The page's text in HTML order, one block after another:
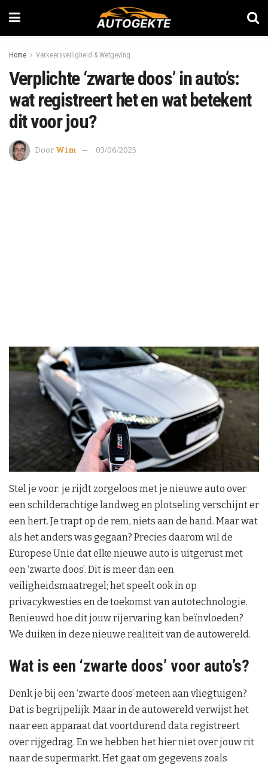
Home Verkeersveiligheid & Wetgeving
Verplichte ‘zwarte doos’ in auto’s:
wat registreert het en wat betekent
dit voor jou?
Door Wim 03/06/2025
Stel je voor: je rijdt zorgeloos met je nieuwe auto over
een schilderachtige landweg en plotseling verschijnt er
een hert. Je trapt op de rem, niets aan de hand. Maar wat
als het anders was gegaan? Precies daarom wil de
Europese Unie dat elke nieuwe auto is uitgerust met
een ‘zwarte doos’. Dit is meer dan een
veiligheidsmaatregel; het speelt ook in op
privacykwesties en de toekomst van autotechnologie.
Benieuwd hoe dit jouw rijervaring kan beïnvloeden?
We duiken in deze nieuwe realiteit van de autowereld.
Wat is een ‘zwarte doos’ voor auto’s?
Denk je bij een ‘zwarte doos’ meteen aan vliegtuigen?
Dat is begrijpelijk. Maar in de autowereld verwijst het
naar een apparaat dat voortdurend data registreert
over rijgedrag. En we hebben het hier niet over jouw rit
naar de supermarkt. Het gaat om gegevens zoals